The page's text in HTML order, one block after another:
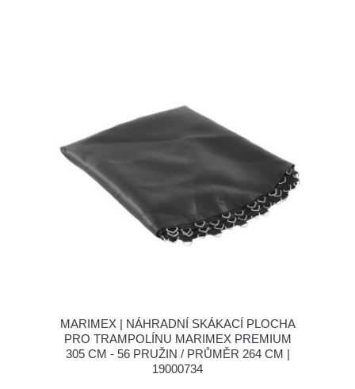
MARIMEX | NÁHRADNÍ SKÁKACÍ PLOCHA
PRO TRAMPOLÍNU MARIMEX PREMIUM
305 CM - 56 PRUŽIN / PRŮMĚR 264 CM |
19000734